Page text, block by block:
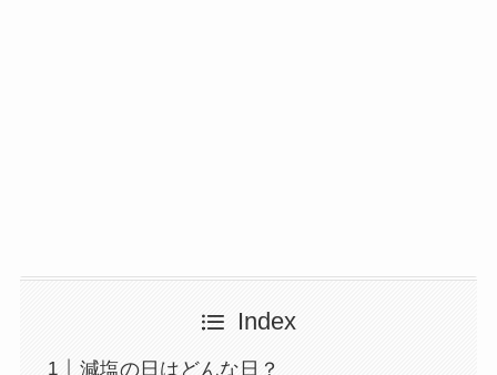
Index
減塩の日はどんな日？